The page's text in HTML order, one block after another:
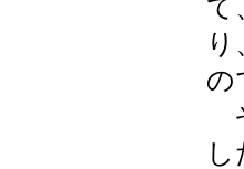
て
の
し